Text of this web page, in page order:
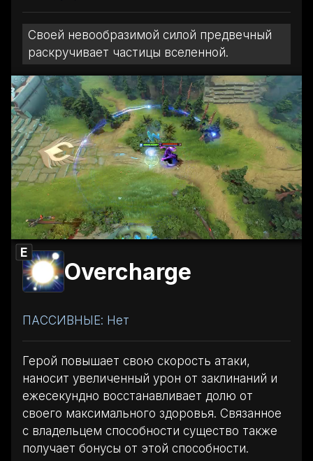
Своей невообразимой силой предвечный
раскручивает частицы вселенной.
E
Overcharge
ПАССИВНЫЕ: Нет
Герой повышает свою скорость атаки,
наносит увеличенный урон от заклинаний и
ежесекундно восстанавливает долю от
своего максимального здоровья. Связанное
с владельцем способности существо также
получает бонусы от этой способности.